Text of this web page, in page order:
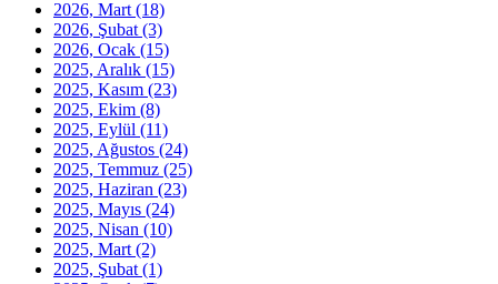
2026, Mart (18)
2026, Şubat (3)
2026, Ocak (15)
2025, Aralık (15)
2025, Kasım (23)
2025, Ekim (8)
2025, Eylül (11)
2025, Ağustos (24)
2025, Temmuz (25)
2025, Haziran (23)
2025, Mayıs (24)
2025, Nisan (10)
2025, Mart (2)
2025, Şubat (1)